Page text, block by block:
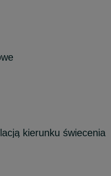
kierunku świecenia